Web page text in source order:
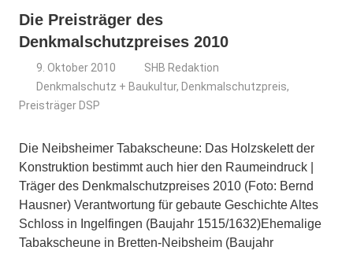
Die Preisträger des
Denkmalschutzpreises 2010
9. Oktober 2010
SHB Redaktion
Denkmalschutz + Baukultur, Denkmalschutzpreis,
Preisträger DSP
Die Neibsheimer Tabakscheune: Das Holzskelett der
Konstruktion bestimmt auch hier den Raumeindruck |
Träger des Denkmalschutzpreises 2010 (Foto: Bernd
Hausner) Verantwortung für gebaute Geschichte Altes
Schloss in Ingelfingen (Baujahr 1515/1632)Ehemalige
Tabakscheune in Bretten-Neibsheim (Baujahr